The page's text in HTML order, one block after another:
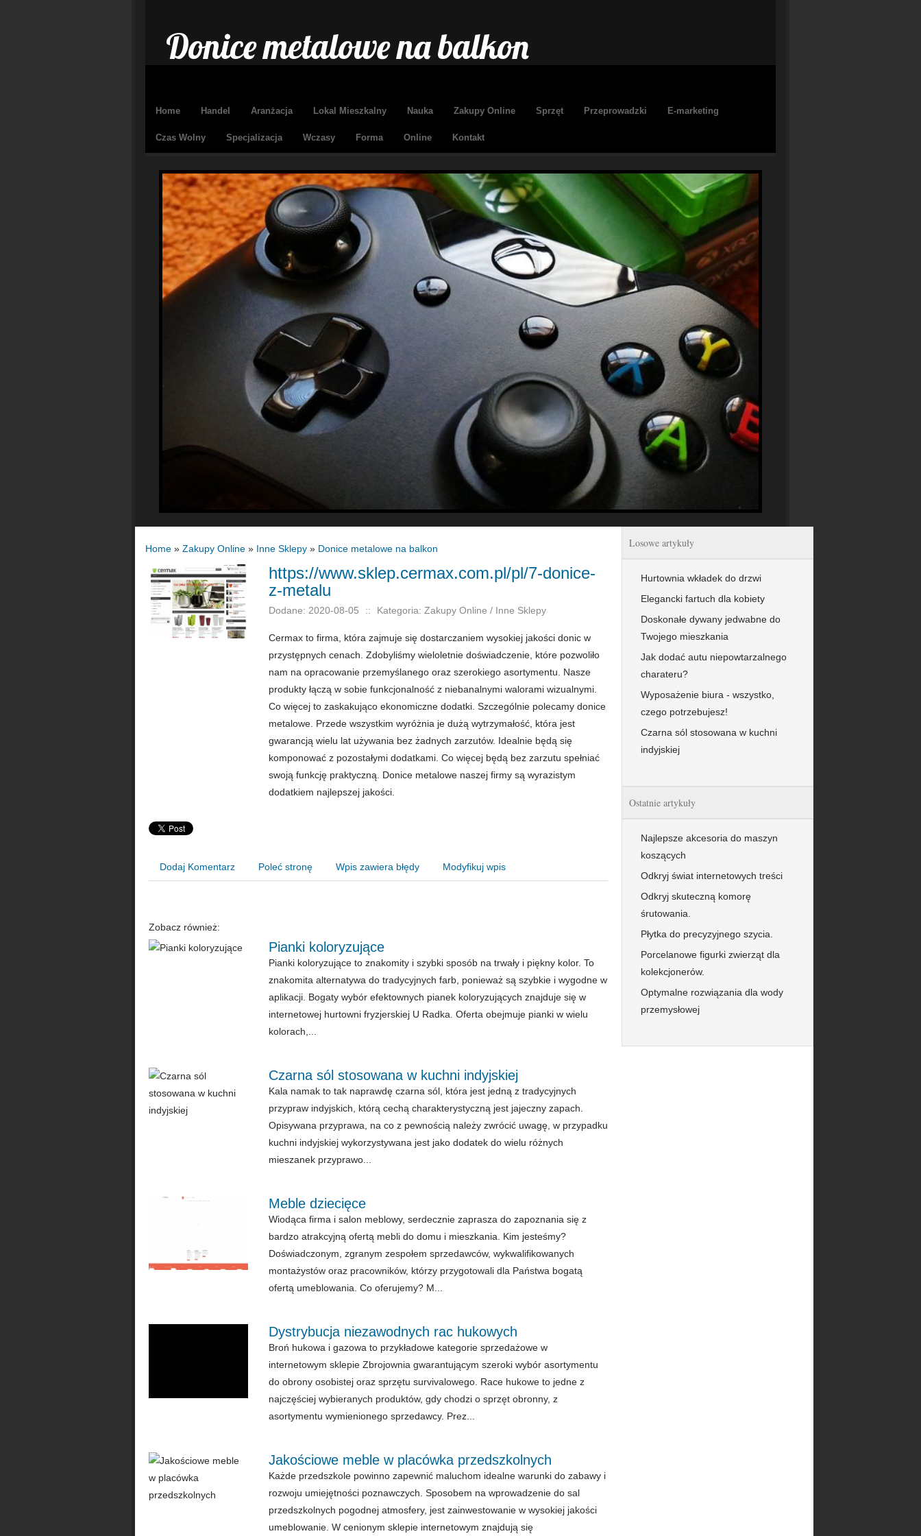
Donice metalowe na balkon
Home Handel Aranżacja Lokal Mieszkalny Nauka Zakupy Online Sprzęt Przeprowadzki E-marketing
Czas Wolny Specjalizacja Wczasy Forma Online Kontakt
Home » Zakupy Online » Inne Sklepy » Donice metalowe na balkon
https://www.sklep.cermax.com.pl/pl/7-donice-
z-metalu
Dodane: 2020-08-05 :: Kategoria: Zakupy Online / Inne Sklepy
Cermax to firma, która zajmuje się dostarczaniem wysokiej jakości donic w
przystępnych cenach. Zdobyliśmy wieloletnie doświadczenie, które pozwoliło
nam na opracowanie przemyślanego oraz szerokiego asortymentu. Nasze
produkty łączą w sobie funkcjonalność z niebanalnymi walorami wizualnymi.
Co więcej to zaskakująco ekonomiczne dodatki. Szczególnie polecamy donice
metalowe. Przede wszystkim wyróżnia je dużą wytrzymałość, która jest
gwarancją wielu lat używania bez żadnych zarzutów. Idealnie będą się
komponować z pozostałymi dodatkami. Co więcej będą bez zarzutu spełniać
swoją funkcję praktyczną. Donice metalowe naszej firmy są wyrazistym
dodatkiem najlepszej jakości.
Dodaj Komentarz Poleć stronę Wpis zawiera błędy Modyfikuj wpis
Zobacz również:
Pianki koloryzujące
Pianki koloryzujące to znakomity i szybki sposób na trwały i piękny kolor. To
znakomita alternatywa do tradycyjnych farb, ponieważ są szybkie i wygodne w
aplikacji. Bogaty wybór efektownych pianek koloryzujących znajduje się w
internetowej hurtowni fryzjerskiej U Radka. Oferta obejmuje pianki w wielu
kolorach,...
Czarna sól stosowana w kuchni indyjskiej
Kala namak to tak naprawdę czarna sól, która jest jedną z tradycyjnych
przypraw indyjskich, którą cechą charakterystyczną jest jajeczny zapach.
Opisywana przyprawa, na co z pewnością należy zwrócić uwagę, w przypadku
kuchni indyjskiej wykorzystywana jest jako dodatek do wielu różnych
mieszanek przyprawo...
Meble dziecięce
Wiodąca firma i salon meblowy, serdecznie zaprasza do zapoznania się z
bardzo atrakcyjną ofertą mebli do domu i mieszkania. Kim jesteśmy?
Doświadczonym, zgranym zespołem sprzedawców, wykwalifikowanych
montażystów oraz pracowników, którzy przygotowali dla Państwa bogatą
ofertą umeblowania. Co oferujemy? M...
Dystrybucja niezawodnych rac hukowych
Broń hukowa i gazowa to przykładowe kategorie sprzedażowe w
internetowym sklepie Zbrojownia gwarantującym szeroki wybór asortymentu
do obrony osobistej oraz sprzętu survivalowego. Race hukowe to jedne z
najczęściej wybieranych produktów, gdy chodzi o sprzęt obronny, z
asortymentu wymienionego sprzedawcy. Prez...
Jakościowe meble w placówka przedszkolnych
Każde przedszkole powinno zapewnić maluchom idealne warunki do zabawy i
rozwoju umiejętności poznawczych. Sposobem na wprowadzenie do sal
przedszkolnych pogodnej atmosfery, jest zainwestowanie w wysokiej jakości
umeblowanie. W cenionym sklepie internetowym znajdują się
Losowe artykuły
Hurtownia wkładek do drzwi
Elegancki fartuch dla kobiety
Doskonałe dywany jedwabne do
Twojego mieszkania
Jak dodać autu niepowtarzalnego
charateru?
Wyposażenie biura - wszystko,
czego potrzebujesz!
Czarna sól stosowana w kuchni
indyjskiej
Ostatnie artykuły
Najlepsze akcesoria do maszyn
koszących
Odkryj świat internetowych treści
Odkryj skuteczną komorę
śrutowania.
Płytka do precyzyjnego szycia.
Porcelanowe figurki zwierząt dla
kolekcjonerów.
Optymalne rozwiązania dla wody
przemysłowej